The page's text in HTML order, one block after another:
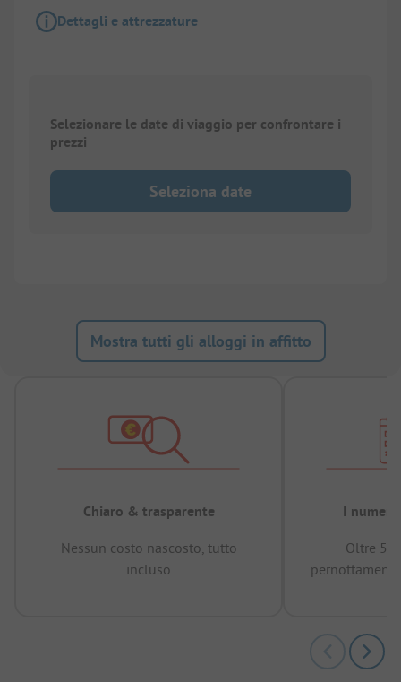
Dettagli e attrezzature
Selezionare le date di viaggio per confrontare i
prezzi
Seleziona date
Mostra tutti gli alloggi in affitto
Chiaro & trasparente
Nessun costo nascosto, tutto
incluso
I numeri
Oltre